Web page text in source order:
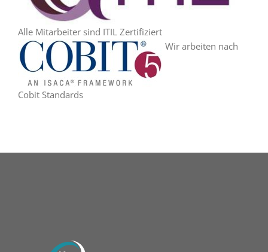
Alle Mitarbeiter sind ITIL Zertifiziert
Wir arbeiten nach
Cobit Standards